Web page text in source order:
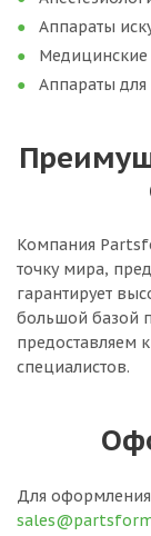
Аппараты
Медицинские
Аппараты
Компания
точку мира,
гарантирует
большой базой
предоставляем
специалистов.
Для оформления